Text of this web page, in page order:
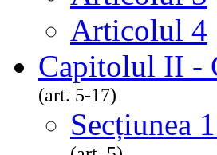
Articolul 4
Capitolul II -
(art. 5-17)
Secțiunea